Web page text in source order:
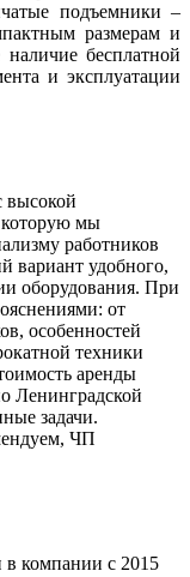
подъемники –
размерам и
бесплатной
и эксплуатации
высокой
которую мы
работников
вариант удобного,
оборудования. При
от
особенностей
техники
аренды
Ленинградской
задачи.
ЧП
компании с 2015